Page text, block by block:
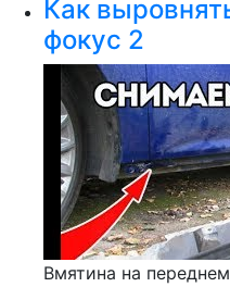
Как
фокус 2
Вмятина на